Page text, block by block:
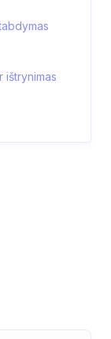
ištrynimas